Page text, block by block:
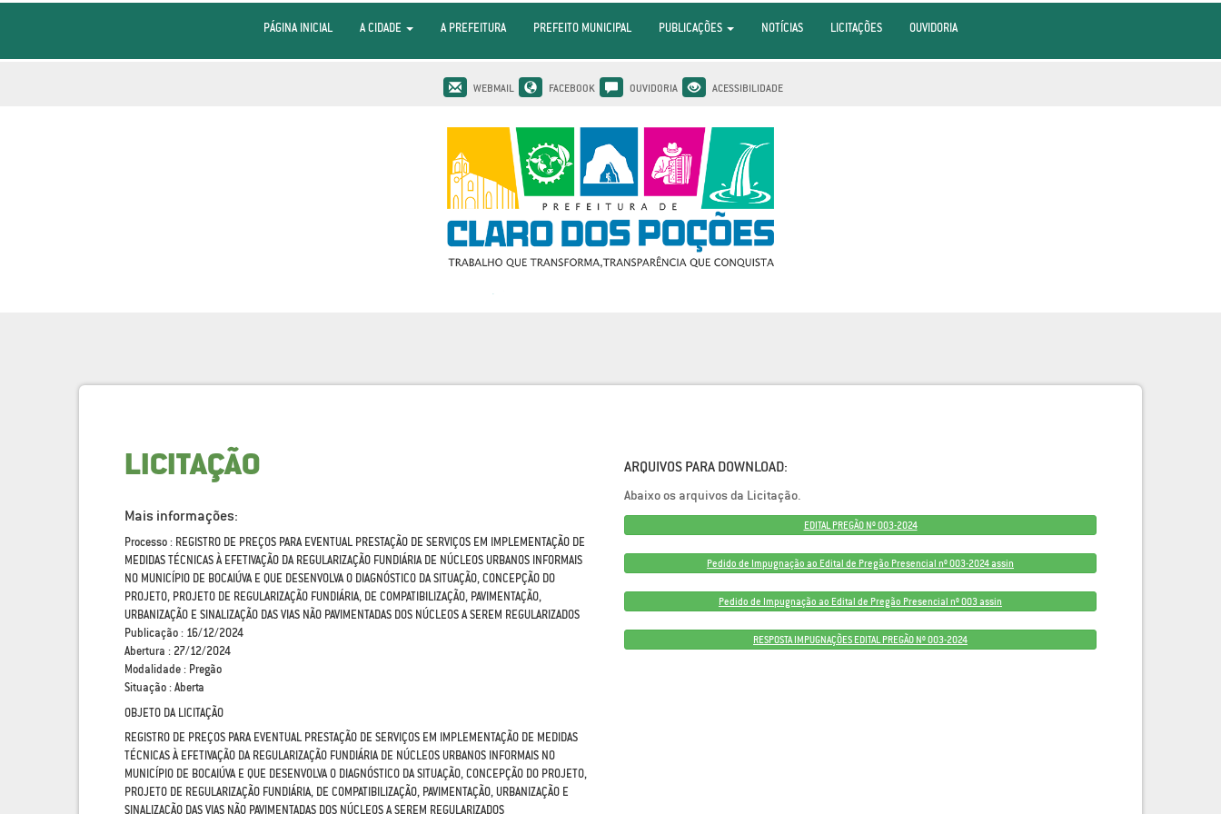
PÁGINA INICIAL A CIDADE A PREFEITURA PREFEITO MUNICIPAL PUBLICAÇÕES NOTÍCIAS LICITAÇÕES OUVIDORIA
WEBMAIL FACEBOOK OUVIDORIA ACESSIBILIDADE
LICITAÇÃO
Mais informações:
Processo : REGISTRO DE PREÇOS PARA EVENTUAL PRESTAÇÃO DE SERVIÇOS EM IMPLEMENTAÇÃO DE
MEDIDAS TÉCNICAS À EFETIVAÇÃO DA REGULARIZAÇÃO FUNDIÁRIA DE NÚCLEOS URBANOS INFORMAIS
NO MUNICÍPIO DE BOCAIÚVA E QUE DESENVOLVA O DIAGNÓSTICO DA SITUAÇÃO, CONCEPÇÃO DO
PROJETO, PROJETO DE REGULARIZAÇÃO FUNDIÁRIA, DE COMPATIBILIZAÇÃO, PAVIMENTAÇÃO,
URBANIZAÇÃO E SINALIZAÇÃO DAS VIAS NÃO PAVIMENTADAS DOS NÚCLEOS A SEREM REGULARIZADOS
Publicação : 16/12/2024
Abertura : 27/12/2024
Modalidade : Pregão
Situação : Aberta
OBJETO DA LICITAÇÃO
REGISTRO DE PREÇOS PARA EVENTUAL PRESTAÇÃO DE SERVIÇOS EM IMPLEMENTAÇÃO DE MEDIDAS
TÉCNICAS À EFETIVAÇÃO DA REGULARIZAÇÃO FUNDIÁRIA DE NÚCLEOS URBANOS INFORMAIS NO
MUNICÍPIO DE BOCAIÚVA E QUE DESENVOLVA O DIAGNÓSTICO DA SITUAÇÃO, CONCEPÇÃO DO PROJETO,
PROJETO DE REGULARIZAÇÃO FUNDIÁRIA, DE COMPATIBILIZAÇÃO, PAVIMENTAÇÃO, URBANIZAÇÃO E
SINALIZAÇÃO DAS VIAS NÃO PAVIMENTADAS DOS NÚCLEOS A SEREM REGULARIZADOS
ARQUIVOS PARA DOWNLOAD:
Abaixo os arquivos da Licitação.
EDITAL PREGÃO Nº 003-2024
Pedido de Impugnação ao Edital de Pregão Presencial nº 003-2024 assin
Pedido de Impugnação ao Edital de Pregão Presencial nº 003 assin
RESPOSTA IMPUGNAÇÕES EDITAL PREGÃO Nº 003-2024